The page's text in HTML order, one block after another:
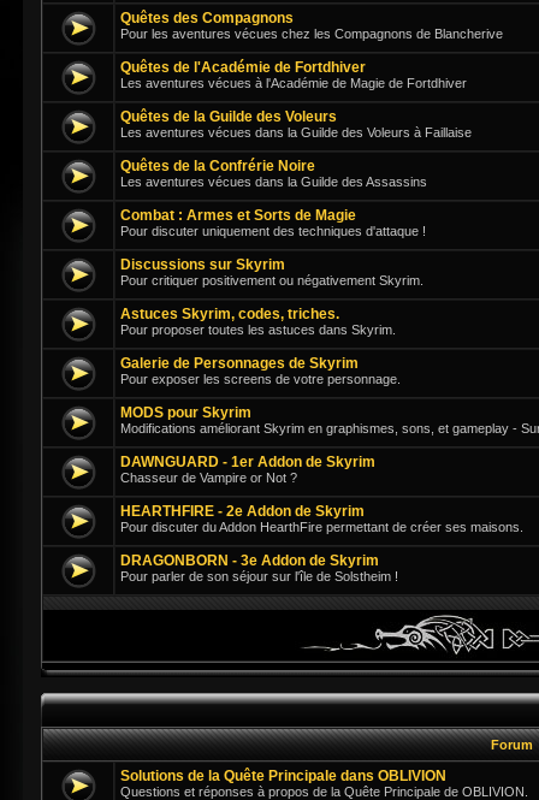
Quêtes des Compagnons
Pour les aventures vécues chez les Compagnons de Blancherive
Quêtes de l'Académie de Fortdhiver
Les aventures vécues à l'Académie de Magie de Fortdhiver
Quêtes de la Guilde des Voleurs
Les aventures vécues dans la Guilde des Voleurs à Faillaise
Quêtes de la Confrérie Noire
Les aventures vécues dans la Guilde des Assassins
Combat : Armes et Sorts de Magie
Pour discuter uniquement des techniques d'attaque !
Discussions sur Skyrim
Pour critiquer positivement ou négativement Skyrim.
Astuces Skyrim, codes, triches.
Pour proposer toutes les astuces dans Skyrim.
Galerie de Personnages de Skyrim
Pour exposer les screens de votre personnage.
MODS pour Skyrim
Modifications améliorant Skyrim en graphismes, sons, et gameplay -
DAWNGUARD - 1er Addon de Skyrim
Chasseur de Vampire or Not ?
HEARTHFIRE - 2e Addon de Skyrim
Pour discuter du Addon HearthFire permettant de créer ses maisons.
DRAGONBORN - 3e Addon de Skyrim
Pour parler de son séjour sur l'île de Solstheim !
Forum
Solutions de la Quête Principale dans OBLIVION
Questions et réponses à propos de la Quête Principale de OBLIVION.